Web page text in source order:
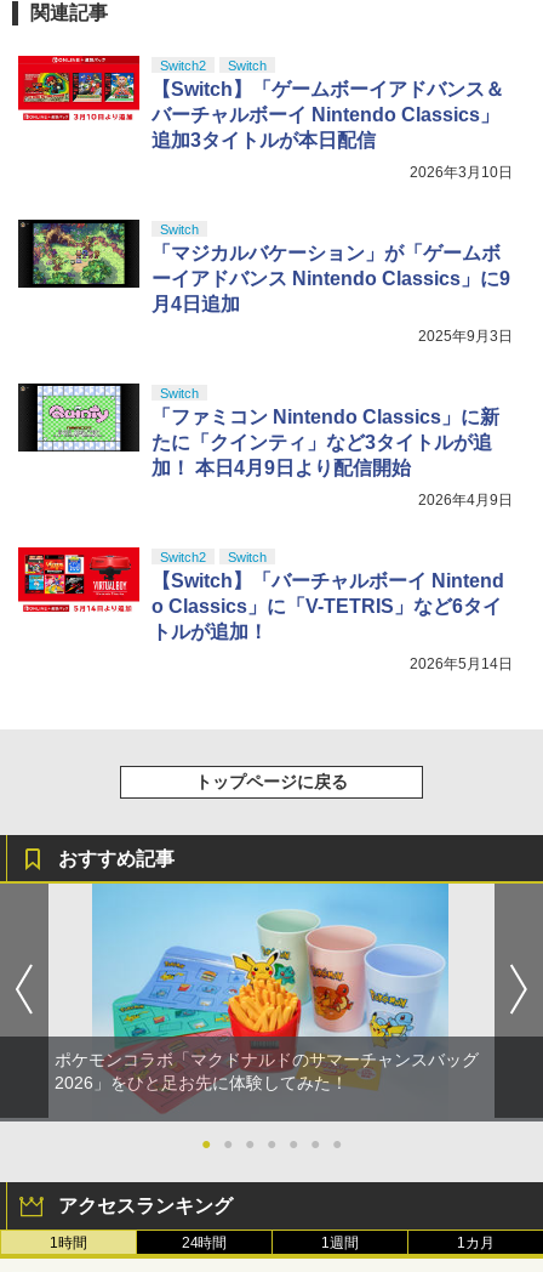
関連記事
Switch2 Switch
【Switch】「ゲームボーイアドバンス＆
バーチャルボーイ Nintendo Classics」
追加3タイトルが本日配信
2026年3月10日
Switch
「マジカルバケーション」が「ゲームボ
ーイアドバンス Nintendo Classics」に9
月4日追加
2025年9月3日
Switch
「ファミコン Nintendo Classics」に新
たに「クインティ」など3タイトルが追
加！ 本日4月9日より配信開始
2026年4月9日
Switch2 Switch
【Switch】「バーチャルボーイ Nintend
o Classics」に「V-TETRIS」など6タイ
トルが追加！
2026年5月14日
トップページに戻る
おすすめ記事
ポケモンコラボ「マクドナルドのサマーチャンスバッグ
2026」をひと足お先に体験してみた！
● ● ● ● ● ● ●
アクセスランキング
1時間 24時間 1週間 1カ月